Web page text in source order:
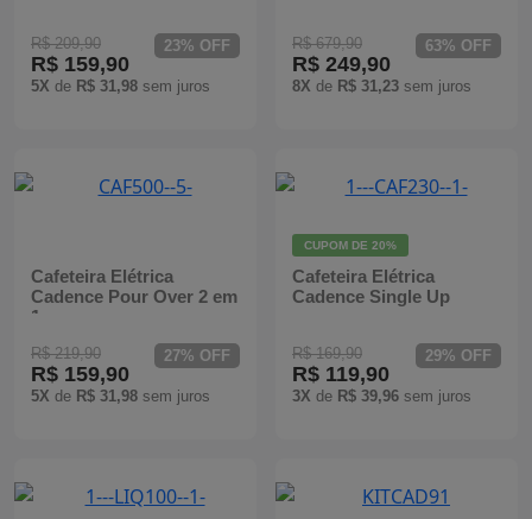
R$ 209,90
R$ 159,90
5X de R$ 31,98 sem juros
23% OFF R$ 679,90
R$ 249,90
8X de R$ 31,23 sem juros
63% OFF
Cafeteira Elétrica
Cadence Pour Over 2 em
1
R$ 219,90
R$ 159,90
5X de R$ 31,98 sem juros
27% OFF
CUPOM DE 20%
Cafeteira Elétrica
Cadence Single Up
R$ 169,90
R$ 119,90
3X de R$ 39,96 sem juros
29% OFF